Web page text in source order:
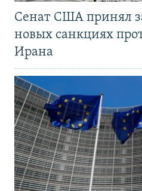
Сенат США принял
новых санкциях
Ирана